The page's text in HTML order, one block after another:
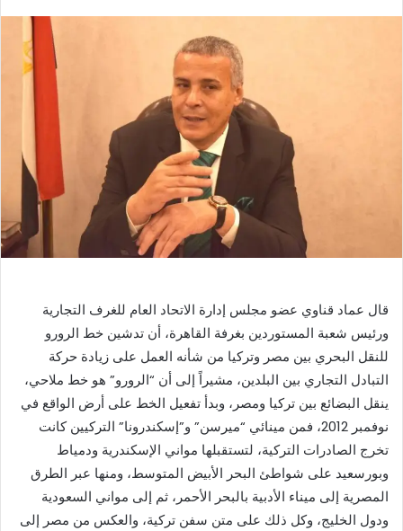
قال عماد قناوي عضو مجلس إدارة الاتحاد العام للغرف التجارية
ورئيس شعبة المستوردين بغرفة القاهرة، أن تدشين خط الرورو
للنقل البحري بين مصر وتركيا من شأنه العمل على زيادة حركة
التبادل التجاري بين البلدين، مشيراً إلى أن “الرورو” هو خط ملاحي،
ينقل البضائع بين تركيا ومصر، وبدأ تفعيل الخط على أرض الواقع في
نوفمبر 2012، فمن مينائي “ميرسن” و”إسكندرونا” التركيين كانت
تخرج الصادرات التركية، لتستقبلها مواني الإسكندرية ودمياط
وبورسعيد على شواطئ البحر الأبيض المتوسط، ومنها عبر الطرق
المصرية إلى ميناء الأدبية بالبحر الأحمر، ثم إلى مواني السعودية
ودول الخليج، وكل ذلك على متن سفن تركية، والعكس من مصر إلى